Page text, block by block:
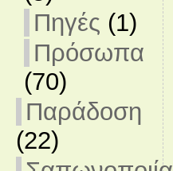
Πηγές (1)
Πρόσωπα
(70)
Παράδοση
(22)